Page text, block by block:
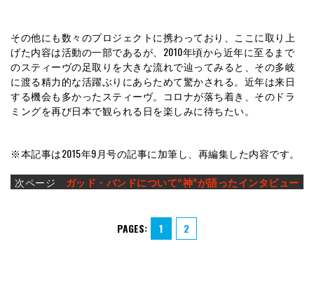
その他にも数々のプロジェクトに携わっており、ここに取り上
げた内容は活動の一部であるが、2010年頃から近年に至るまで
のスティーヴの足取りを大きな流れで辿ってみると、その多岐
に渡る精力的な活躍ぶりにあらためて驚かされる。近年は来日
する機会も多かったスティーヴ。コロナが落ち着き、そのドラ
ミングを再び日本で観られる日を楽しみに待ちたい。
※本記事は2015年9月号の記事に加筆し、再編集した内容です。
次ページ ガッド・バンドについて“神”が語ったインタビュー
PAGES: 1 2